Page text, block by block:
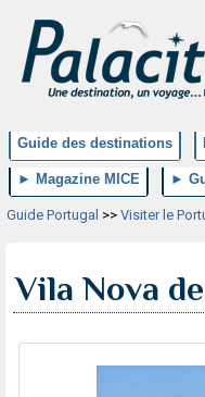
Guide des destinations
► Magazine MICE ►
Guide Portugal >> Visiter le
Vila Nova